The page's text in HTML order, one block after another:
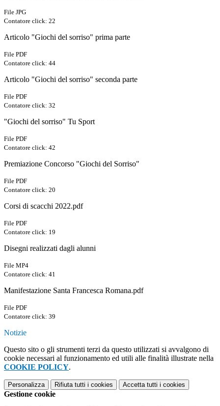
File JPG
Contatore click: 22
Articolo "Giochi del sorriso" prima parte
File PDF
Contatore click: 44
Articolo "Giochi del sorriso" seconda parte
File PDF
Contatore click: 32
"Giochi del sorriso" Tu Sport
File PDF
Contatore click: 42
Premiazione Concorso "Giochi del Sorriso"
File PDF
Contatore click: 20
Corsi di scacchi 2022.pdf
File PDF
Contatore click: 19
Disegni realizzati dagli alunni
File MP4
Contatore click: 41
Manifestazione Santa Francesca Romana.pdf
File PDF
Contatore click: 39
Notizie
Questo sito o gli strumenti terzi da questo utilizzati si avvalgono di
cookie necessari al funzionamento ed utili alle finalità illustrate nella
COOKIE POLICY.
Personalizza Rifiuta tutti i cookies Accetta tutti i cookies
Gestione cookie